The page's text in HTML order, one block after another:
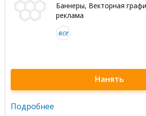
Баннеры, Векторная
реклама
все
Нанять
Подробнее